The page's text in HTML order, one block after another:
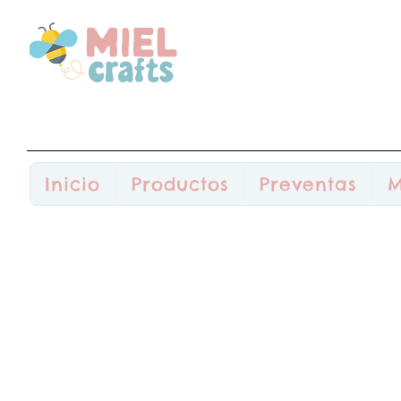
Inicio Productos Preventas